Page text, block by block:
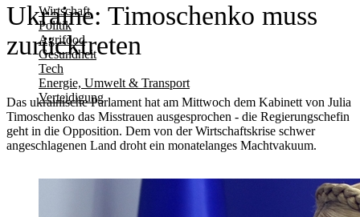
Wirtschaft
Politik
Agrifood
Gesundheit
Tech
Energie, Umwelt & Transport
Verteidigung
Ukraine: Timoschenko muss
zurücktreten
Das ukrainische Parlament hat am Mittwoch dem Kabinett von Julia
Timoschenko das Misstrauen ausgesprochen - die Regierungschefin
geht in die Opposition. Dem von der Wirtschaftskrise schwer
angeschlagenen Land droht ein monatelanges Machtvakuum.